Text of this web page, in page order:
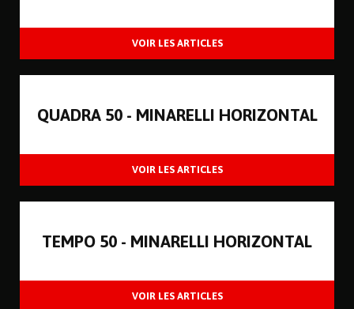
QUADRA 50 - MINARELLI HORIZONTAL
TEMPO 50 - MINARELLI HORIZONTAL